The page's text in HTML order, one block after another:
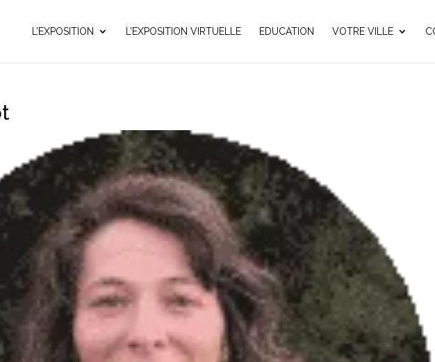
L’EXPOSITION L’EXPOSITION VIRTUELLE EDUCATION VOTRE VILLE